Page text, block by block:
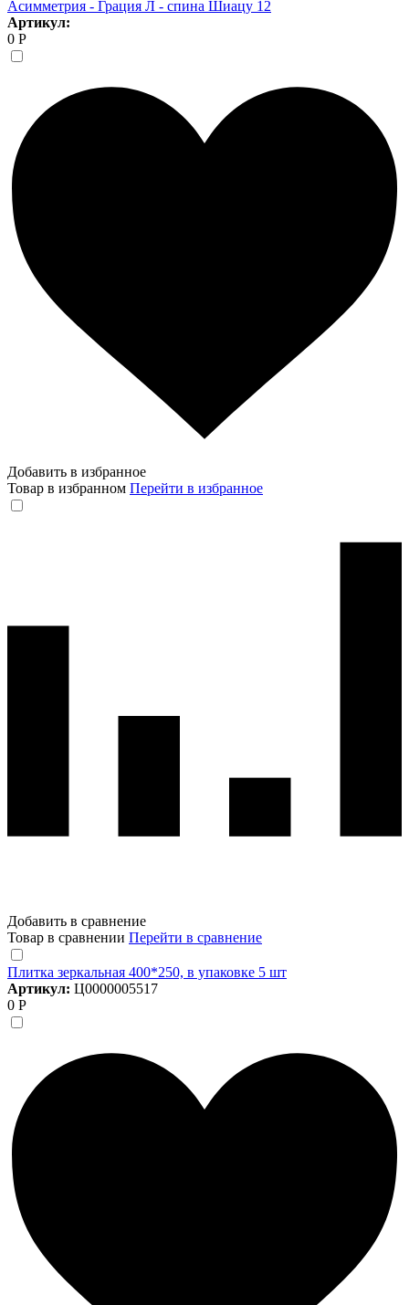
Асимметрия - Грация Л - спина Шиацу 12
Артикул:
0 Р
Добавить в избранное
Товар в избранном Перейти в избранное
Добавить в сравнение
Товар в сравнении Перейти в сравнение
Плитка зеркальная 400*250, в упаковке 5 шт
Артикул: Ц0000005517
0 Р